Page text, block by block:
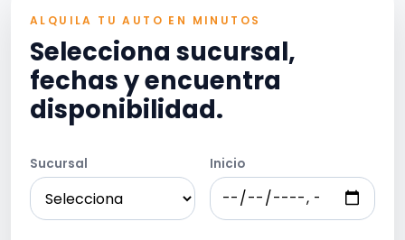
ALQUILA TU AUTO EN MINUTOS
Selecciona sucursal,
fechas y encuentra
disponibilidad.
Sucursal Inicio